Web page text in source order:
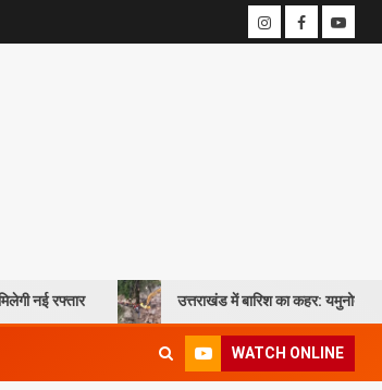
उत्तराखंड में बारिश का कहर: यमुनोत्री और बदरीनाथ
WATCH ONLINE